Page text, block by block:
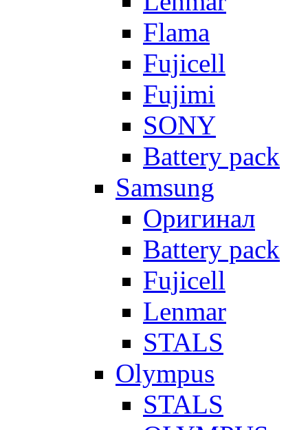
Flama
Fujicell
Fujimi
SONY
Battery pack
Samsung
Оригинал
Battery pack
Fujicell
Lenmar
STALS
Olympus
STALS